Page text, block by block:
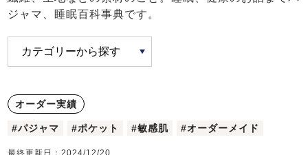
春
オーガニック素材 ガーゼ
ペアで
体型別におすすめパジ
ャマ
ャマ
パジャマ
作務衣 胸がすけない
羽織・バスロ
上着単品
について
会社概要 お買い物ガイド 安心の日本製
ジャマ、睡眠百科事典です。
オーダー実績
#パジャマ #ポケット #敏感肌 #オーダーメイド
最終更新日：2024/12/20